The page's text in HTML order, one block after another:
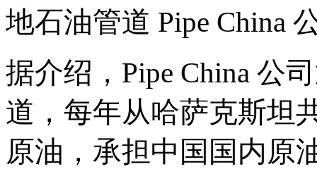
地石油管道 Pipe China
据介绍， Pipe China 公
道，每年从哈萨克斯坦
原油，承担中国国内原